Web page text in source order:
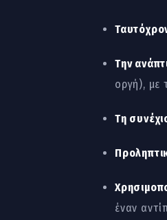
Την
οργή), με
Τη
έναν